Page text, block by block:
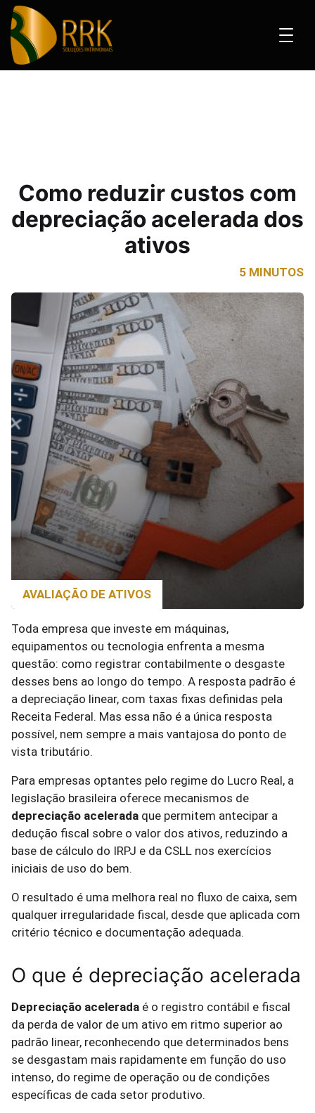
Como reduzir custos com
depreciação acelerada dos
ativos
5 MINUTOS
AVALIAÇÃO DE ATIVOS
Toda empresa que investe em máquinas,
equipamentos ou tecnologia enfrenta a mesma
questão: como registrar contabilmente o desgaste
desses bens ao longo do tempo. A resposta padrão é
a depreciação linear, com taxas fixas definidas pela
Receita Federal. Mas essa não é a única resposta
possível, nem sempre a mais vantajosa do ponto de
vista tributário.
Para empresas optantes pelo regime do Lucro Real, a
legislação brasileira oferece mecanismos de
depreciação acelerada que permitem antecipar a
dedução fiscal sobre o valor dos ativos, reduzindo a
base de cálculo do IRPJ e da CSLL nos exercícios
iniciais de uso do bem.
O resultado é uma melhora real no fluxo de caixa, sem
qualquer irregularidade fiscal, desde que aplicada com
critério técnico e documentação adequada.
O que é depreciação acelerada
Depreciação acelerada é o registro contábil e fiscal
da perda de valor de um ativo em ritmo superior ao
padrão linear, reconhecendo que determinados bens
se desgastam mais rapidamente em função do uso
intenso, do regime de operação ou de condições
específicas de cada setor produtivo.